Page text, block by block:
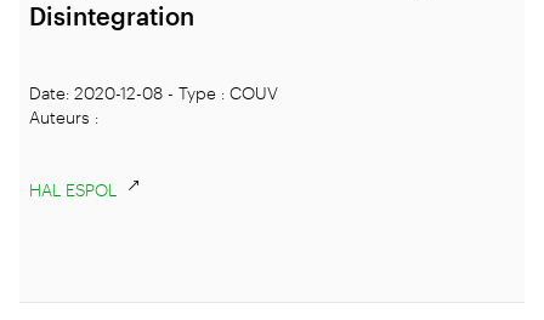
Disintegration
Date: 2020-12-08 - Type : COUV
Auteurs :
HAL ESPOL